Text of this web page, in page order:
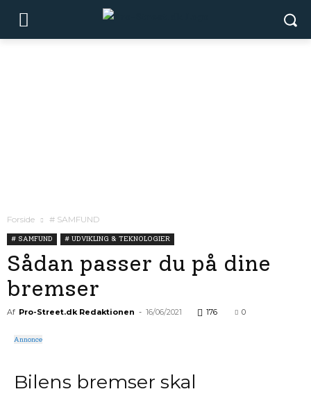
Forside # SAMFUND
# SAMFUND # UDVIKLING & TEKNOLOGIER
Sådan passer du på dine
bremser
Af Pro-Street.dk Redaktionen - 16/06/2021 176 0
Annonce
Bilens bremser skal